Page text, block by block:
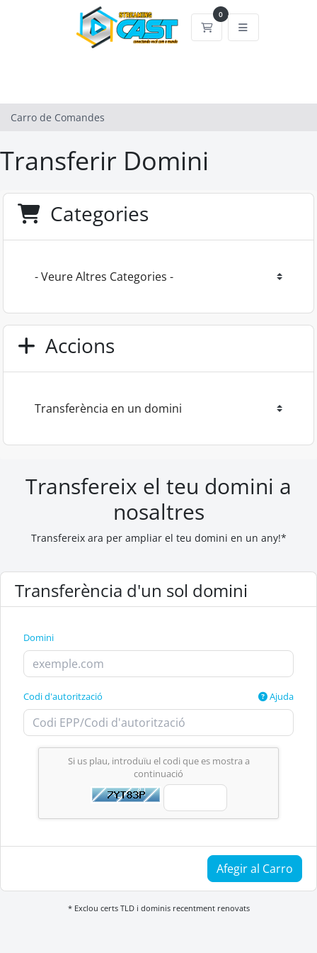
0
Carro de Comandes
Carro de Comandes
Transferir Domini
Categories
Accions
Transfereix el teu domini a
nosaltres
Transfereix ara per ampliar el teu domini en un any!*
Transferència d'un sol domini
Domini
Codi d'autorització Ajuda
Si us plau, introduïu el codi que es mostra a
continuació
Afegir al Carro
* Exclou certs TLD i dominis recentment renovats